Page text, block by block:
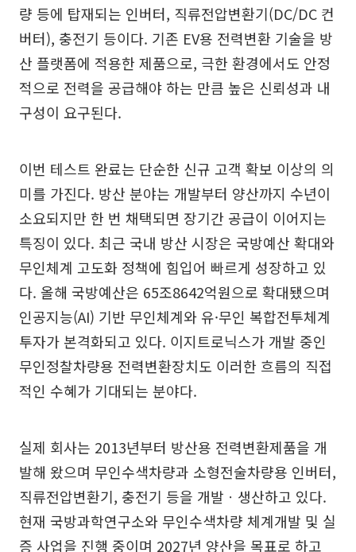
량 등에 탑재되는 인버터, 직류전압변환기(DC/DC 컨
버터), 충전기 등이다. 기존 EV용 전력변환 기술을 방
산 플랫폼에 적용한 제품으로, 극한 환경에서도 안정
적으로 전력을 공급해야 하는 만큼 높은 신뢰성과 내
구성이 요구된다.
이번 테스트 완료는 단순한 신규 고객 확보 이상의 의
미를 가진다. 방산 분야는 개발부터 양산까지 수년이
소요되지만 한 번 채택되면 장기간 공급이 이어지는
특징이 있다. 최근 국내 방산 시장은 국방예산 확대와
무인체계 고도화 정책에 힘입어 빠르게 성장하고 있
다. 올해 국방예산은 65조8642억원으로 확대됐으며
인공지능(AI) 기반 무인체계와 유·무인 복합전투체계
투자가 본격화되고 있다. 이지트로닉스가 개발 중인
무인정찰차량용 전력변환장치도 이러한 흐름의 직접
적인 수혜가 기대되는 분야다.
실제 회사는 2013년부터 방산용 전력변환제품을 개
발해 왔으며 무인수색차량과 소형전술차량용 인버터,
직류전압변환기, 충전기 등을 개발ㆍ생산하고 있다.
현재 국방과학연구소와 무인수색차량 체계개발 및 실
증 사업을 진행 중이며 2027년 양산을 목표로 하고